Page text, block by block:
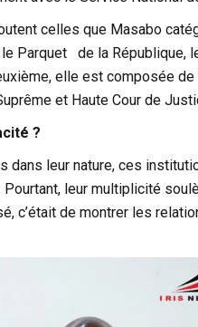
celles que Masabo
Parquet de la République,
elle est composée
et Haute Cour de
?
dans leur nature, ces
Pourtant, leur multiplicité
c’était de montrer les